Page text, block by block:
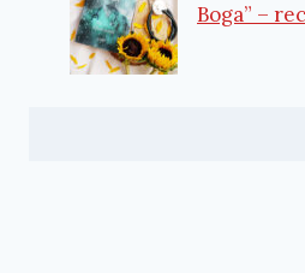
Boga” –